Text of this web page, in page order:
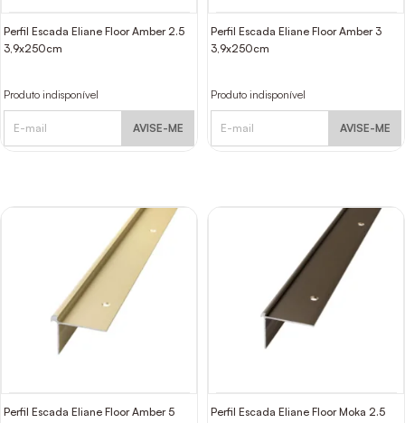
Perfil Escada Eliane Floor Amber 2.5
3,9x250cm
Produto indisponível
AVISE-ME
Perfil Escada Eliane Floor Amber 3
3,9x250cm
Produto indisponível
AVISE-ME
Perfil Escada Eliane Floor Amber 5
Perfil Escada Eliane Floor Moka 2.5